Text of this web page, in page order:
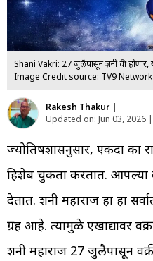
Shani Vakri: 27 जुलैपासून शनी वक्री
Image Credit source: TV9 Network
Rakesh Thakur |
Updated on: Jun 03, 2026
ज्योतिषशास्त्रानुसार, एकदा
हिशेब चुकता करतात. आपल्या
देतात. शनी महाराज हा हा
ग्रह आहे. त्यामुळे एखाद्यावर
शनी महाराज 27 जुलैपासून